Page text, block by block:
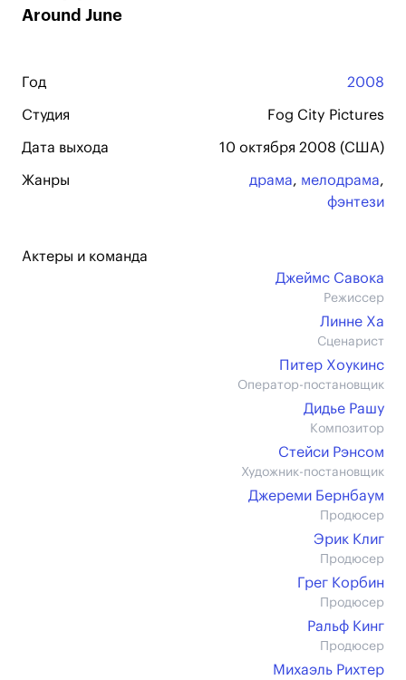
Around June
Год 2008
Студия Fog City Pictures
Дата выхода 10 октября 2008 (США)
Жанры драма, мелодрама,
фэнтези
Актеры и команда
Джеймс Савока
Режиссер
Линне Ха
Сценарист
Питер Хоукинс
Оператор-постановщик
Дидье Рашу
Композитор
Стейси Рэнсом
Художник-постановщик
Джереми Бернбаум
Продюсер
Эрик Клиг
Продюсер
Грег Корбин
Продюсер
Ральф Кинг
Продюсер
Михаэль Рихтер